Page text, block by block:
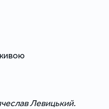
Левицький.